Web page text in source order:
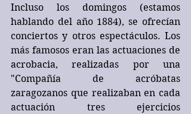
Incluso los domingos (estamos
hablando del año 1884), se ofrecían
conciertos y otros espectáculos. Los
más famosos eran las actuaciones de
acrobacia, realizadas por una
"Compañía de acróbatas
zaragozanos que realizaban en cada
actuación tres ejercicios